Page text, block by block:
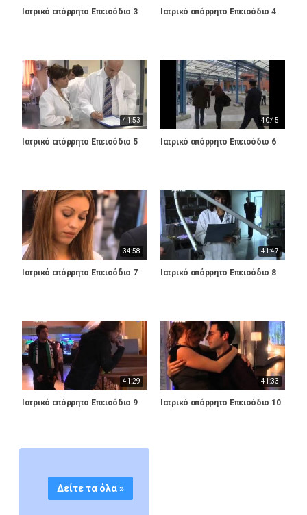
Ιατρικό απόρρητο Επεισόδιο 3 Ιατρικό απόρρητο Επεισόδιο 4
41:53
Ιατρικό απόρρητο Επεισόδιο 5
40:45
Ιατρικό απόρρητο Επεισόδιο 6
34:58
Ιατρικό απόρρητο Επεισόδιο 7
41:47
Ιατρικό απόρρητο Επεισόδιο 8
41:29
Ιατρικό απόρρητο Επεισόδιο 9
41:33
Ιατρικό απόρρητο Επεισόδιο 10
Δείτε τα όλα »